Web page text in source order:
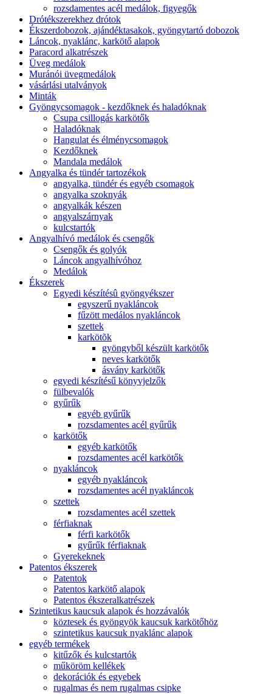
rozsdamentes acél medálok, figyegők
Drótékszerekhez drótok
Ékszerdobozok, ajándéktasakok, gyöngytartó dobozok
Láncok, nyaklánc, karkötő alapok
Paracord alkatrészek
Üveg medálok
Muránói üvegmedálok
vásárlási utalványok
Minták
Gyöngycsomagok - kezdőknek és haladóknak
Csupa csillogás karkötők
Haladóknak
Hangulat és élménycsomagok
Kezdőknek
Mandala medálok
Angyalka és tündér tartozékok
angyalka, tündér és egyéb csomagok
angyalka szoknyák
angyalkák készen
angyalszárnyak
kulcstartók
Angyalhívó medálok és csengők
Csengők és golyók
Láncok angyalhívóhoz
Medálok
Ékszerek
Egyedi készítésû gyöngyékszer
egyszerű nyakláncok
fűzött medálos nyakláncok
szettek
karkötõk
gyöngyből készült karkötők
neves karkötők
ásvány karkötők
egyedi készítésű könyvjelzők
fülbevalók
gyűrűk
egyéb gyűrűk
rozsdamentes acél gyűrűk
karkötők
egyéb karkötők
rozsdamentes acél karkötők
nyakláncok
egyéb nyakláncok
rozsdamentes acél nyakláncok
szettek
rozsdamentes acél szettek
férfiaknak
férfi karkötők
gyűrűk férfiaknak
Gyerekeknek
Patentos ékszerek
Patentok
Patentos karkötő alapok
Patentos ékszeralkatrészek
Szintetikus kaucsuk alapok és hozzávalók
köztesek és gyöngyök kaucsuk karkötőhöz
szintetikus kaucsuk nyaklánc alapok
egyéb termékek
kitűzők és kulcstartók
műköröm kellékek
dekorációk és egyebek
rugalmas és nem rugalmas csipke